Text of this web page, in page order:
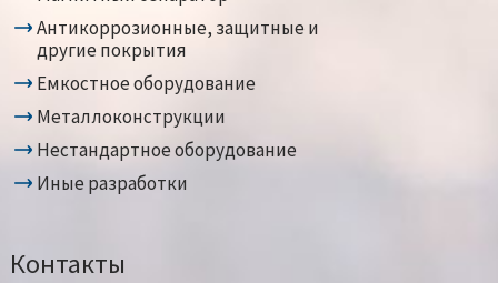
Антикоррозионные, защитные и
другие покрытия
Емкостное оборудование
Металлоконструкции
Нестандартное оборудование
Иные разработки
Контакты